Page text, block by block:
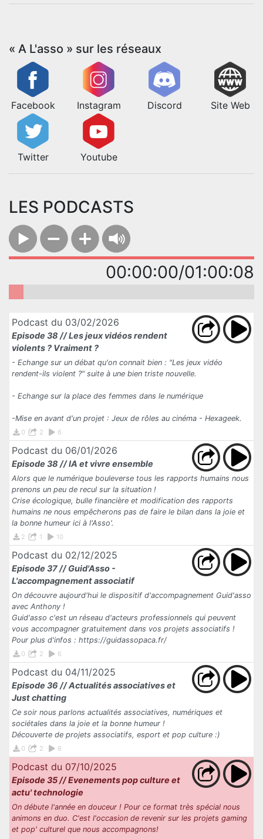
« A L'asso » sur les réseaux
Facebook Instagram Discord Site Web
Twitter Youtube
LES PODCASTS
00:00:00/01:00:08
Podcast du 03/02/2026
Episode 38 // Les jeux vidéos rendent
violents ? Vraiment ?
- Echange sur un débat qu'on connait bien : "Les jeux vidéo
rendent-ils violent ?" suite à une bien triste nouvelle.
- Echange sur la place des femmes dans le numérique
-Mise en avant d'un projet : Jeux de rôles au cinéma - Hexageek.
0 2 6
Podcast du 06/01/2026
Episode 38 // IA et vivre ensemble
Alors que le numérique bouleverse tous les rapports humains nous
prenons un peu de recul sur la situation !
Crise écologique, bulle financière et modification des rapports
humains ne nous empêcherons pas de faire le bilan dans la joie et
la bonne humeur ici à l'Asso'.
2 1 10
Podcast du 02/12/2025
Episode 37 // Guid'Asso -
L'accompagnement associatif
On découvre aujourd'hui le dispositif d'accompagnement Guid'asso
avec Anthony !
Guid'asso c'est un réseau d'acteurs professionnels qui peuvent
vous accompagner gratuitement dans vos projets associatifs !
Pour plus d'infos : https://guidassopaca.fr/
0 2 6
Podcast du 04/11/2025
Episode 36 // Actualités associatives et
Just chatting
Ce soir nous parlons actualités associatives, numériques et
sociétales dans la joie et la bonne humeur !
Découverte de projets associatifs, esport et pop culture :)
0 2 6
Podcast du 07/10/2025
Episode 35 // Evenements pop culture et
actu' technologie
On débute l'année en douceur ! Pour ce format très spécial nous
animons en duo. C'est l'occasion de revenir sur les projets gaming
et pop' culturel que nous accompagnons!